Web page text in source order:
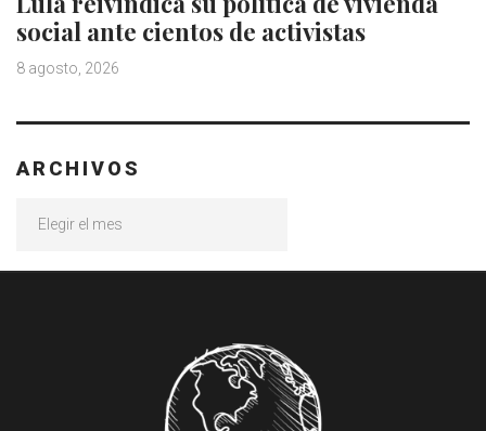
social ante cientos de activistas
8 agosto, 2026
ARCHIVOS